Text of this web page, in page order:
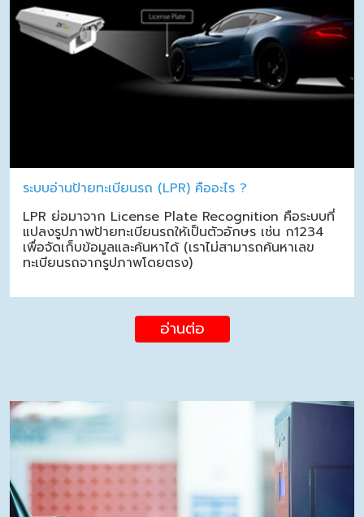
ระบบอ่านป้ายทะเบียนรถ (LPR) คืออะไร ?
LPR ย่อมาจาก License Plate Recognition คือระบบที่
แปลงรูปภาพป้ายทะเบียนรถให้เป็นตัวอักษร เช่น ก1234
เพื่อจัดเก็บข้อมูลและค้นหาได้ (เราไม่สามารถค้นหาเลข
ทะเบียนรถจากรูปภาพโดยตรง)
อ่านต่อ